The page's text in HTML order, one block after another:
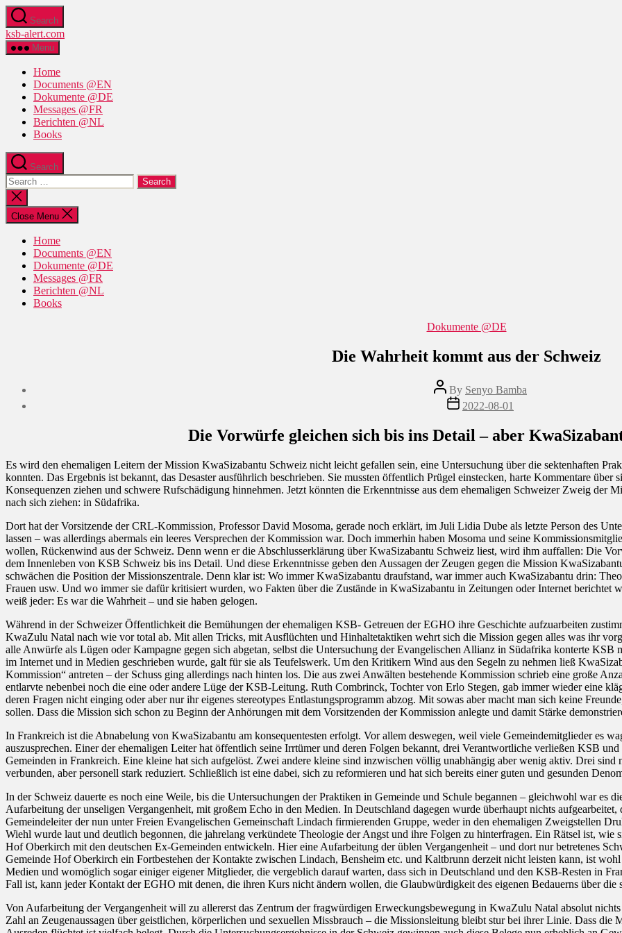
Skip
to
the
content
Search
ksb-alert.com
Menu
Home
Documents @EN
Dokumente @DE
Messages @FR
Berichten @NL
Books
Search
Search
for:
Close
search
Close Menu
Home
Documents @EN
Dokumente @DE
Messages @FR
Berichten @NL
Books
Categories
Dokumente @DE
Die Wahrheit kommt aus der Schweiz
Post
author
By Senyo Bamba
Post
date
2022-08-01
Die Vorwürfe gleichen sich bis ins Detail–aber
Es wird den ehemaligen Leitern der Mission KwaSizabantu Schweiz nicht leicht gefallen sein, eine Untersuchung über die sektenhaften
konnten. Das Ergebnis ist bekannt, das Desaster ausführlich beschrieben. Sie mussten öffentlich Prügel einstecken, harte Kommentare über
Konsequenzen ziehen und schwere Rufschädigung hinnehmen. Jetzt könnten die Erkenntnisse aus dem ehemaligen Schweizer Zweig der
nach sich ziehen: in Südafrika.
Dort hat der Vorsitzende der CRL-Kommission, Professor David Mosoma, gerade noch erklärt, im Juli Lidia Dube als letzte Person des
lassen – was allerdings abermals ein leeres Versprechen der Kommission war. Doch immerhin haben Mosoma und seine
wollen, Rückenwind aus der Schweiz. Denn wenn er die Abschlusserklärung über KwaSizabantu Schweiz liest, wird ihm auffallen: Die
dem Innenleben von KSB Schweiz bis ins Detail. Und diese Erkenntnisse geben den Aussagen der Zeugen gegen die Mission
schwächen die Position der Missionszentrale. Denn klar ist: Wo immer KwaSizabantu draufstand, war immer auch KwaSizabantu drin:
Frauen usw. Und wo immer sie dafür kritisiert wurden, wo Fakten über die Zustände in KwaSizabantu in Zeitungen oder Internet berichtet
weiß jeder: Es war die Wahrheit – und sie haben gelogen.
Während in der Schweizer Öffentlichkeit die Bemühungen der ehemaligen KSB- Getreuen der EGHO ihre Geschichte aufzuarbeiten
KwaZulu Natal nach wie vor total ab. Mit allen Tricks, mit Ausflüchten und Hinhaltetaktiken wehrt sich die Mission gegen alles was ihr
alle Anwürfe als Lügen oder Kampagne gegen sich abgetan, selbst die Untersuchung der Evangelischen Allianz in Südafrika konterte
im Internet und in Medien geschrieben wurde, galt für sie als Teufelswerk. Um den Kritikern Wind aus den Segeln zu nehmen ließ
Kommission“ antreten – der Schuss ging allerdings nach hinten los. Die aus zwei Anwälten bestehende Kommission schrieb eine große
entlarvte nebenbei noch die eine oder andere Lüge der KSB-Leitung. Ruth Combrinck, Tochter von Erlo Stegen, gab immer wieder eine
deren Fragen nicht einging oder aber nur ihr eigenes stereotypes Entlastungsprogramm abzog. Mit sowas aber macht man sich keine
sollen. Dass die Mission sich schon zu Beginn der Anhörungen mit dem Vorsitzenden der Kommission anlegte und damit Stärke
In Frankreich ist die Abnabelung von KwaSizabantu am konsequentesten erfolgt. Vor allem deswegen, weil viele Gemeindemitglieder es
auszusprechen. Einer der ehemaligen Leiter hat öffentlich seine Irrtümer und deren Folgen bekannt, drei Verantwortliche verließen KSB
Gemeinden in Frankreich. Eine kleine hat sich aufgelöst. Zwei andere kleine sind inzwischen völlig unabhängig aber wenig aktiv. Drei
verbunden, aber personell stark reduziert. Schließlich ist eine dabei, sich zu reformieren und hat sich bereits einer guten und gesunden
In der Schweiz dauerte es noch eine Weile, bis die Untersuchungen der Praktiken in Gemeinde und Schule begannen – gleichwohl war es
Aufarbeitung der unseligen Vergangenheit, mit großem Echo in den Medien. In Deutschland dagegen wurde überhaupt nichts
Gemeindeleiter der nun unter Freien Evangelischen Gemeinschaft Lindach firmierenden Gruppe, weder in den ehemaligen Zweigstellen
Wiehl wurde laut und deutlich begonnen, die jahrelang verkündete Theologie der Angst und ihre Folgen zu hinterfragen. Ein Rätsel ist,
Hof Oberkirch mit den deutschen Ex-Gemeinden entwickeln. Hier eine Aufarbeitung der üblen Vergangenheit – und dort nur betretenes
Gemeinde Hof Oberkirch ein Fortbestehen der Kontakte zwischen Lindach, Bensheim etc. und Kaltbrunn derzeit nicht leisten kann, ist
Medien und womöglich sogar einiger eigener Mitglieder, die vergeblich darauf warten, dass sich in Deutschland und den KSB-Resten in
Fall ist, kann jeder Kontakt der EGHO mit denen, die ihren Kurs nicht ändern wollen, die Glaubwürdigkeit des eigenen Bedauerns über die
Von Aufarbeitung der Vergangenheit will zu allererst das Zentrum der fragwürdigen Erweckungsbewegung in KwaZulu Natal absolut
Zahl an Zeugenaussagen über geistlichen, körperlichen und sexuellen Missbrauch – die Missionsleitung bleibt stur bei ihrer Linie. Dass die